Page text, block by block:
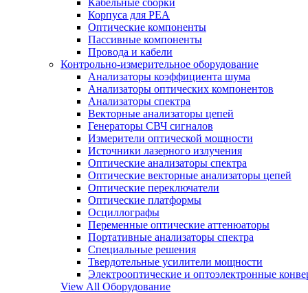
Кабельные сборки
Корпуса для РЕА
Оптические компоненты
Пассивные компоненты
Провода и кабели
Контрольно-измерительное оборудование
Анализаторы коэффициента шума
Анализаторы оптических компонентов
Анализаторы спектра
Векторные анализаторы цепей
Генераторы СВЧ сигналов
Измерители оптической мощности
Источники лазерного излучения
Оптические анализаторы спектра
Оптические векторные анализаторы цепей
Оптические переключатели
Оптические платформы
Осциллографы
Переменные оптические аттенюаторы
Портативные анализаторы спектра
Специальные решения
Твердотельные усилители мощности
Электрооптические и оптоэлектронные
View All Оборудование